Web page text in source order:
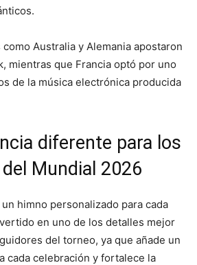
Australia y Alemania apostaron
mientras que Francia optó por uno
de la música electrónica producida
diferente para los
Mundial 2026
himno personalizado para cada
en uno de los detalles mejor
del torneo, ya que añade un
cada celebración y fortalece la